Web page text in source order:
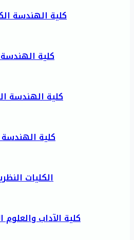
كلية الهندسة
كلية
كلية الهندسة
كلية الهندسة
الكليات
كلية الآداب والعلوم